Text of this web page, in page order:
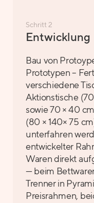
Schritt 2
Entwicklung
Bau von
Prototypen –
verschiedene
Aktionstische
sowie 70 × 40
(80 × 140× 75
unterfahren
entwickelter
Waren direkt
— beim
Trenner in
Preisrahmen,